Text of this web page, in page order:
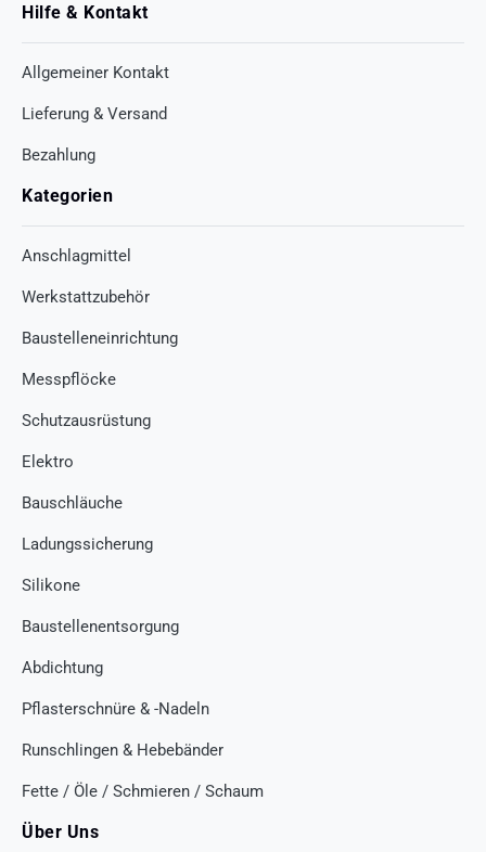
Hilfe & Kontakt
Allgemeiner Kontakt
Lieferung & Versand
Bezahlung
Kategorien
Anschlagmittel
Werkstattzubehör
Baustelleneinrichtung
Messpflöcke
Schutzausrüstung
Elektro
Bauschläuche
Ladungssicherung
Silikone
Baustellenentsorgung
Abdichtung
Pflasterschnüre & -Nadeln
Runschlingen & Hebebänder
Fette / Öle / Schmieren / Schaum
Über Uns